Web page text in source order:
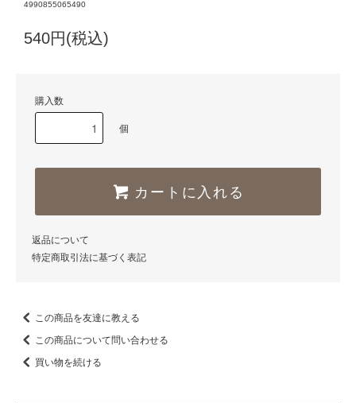
4990855065490
540円(税込)
購入数
個
カートに入れる
返品について
特定商取引法に基づく表記
この商品を友達に教える
この商品について問い合わせる
買い物を続ける